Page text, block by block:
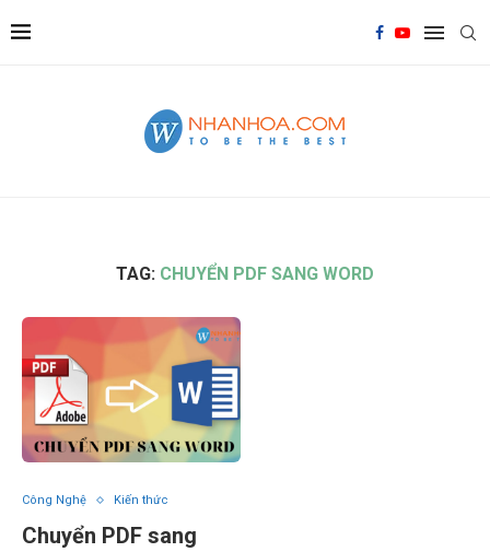
TAG: CHUYỂN PDF SANG WORD
Công Nghệ Kiến thức
Chuyển PDF sang